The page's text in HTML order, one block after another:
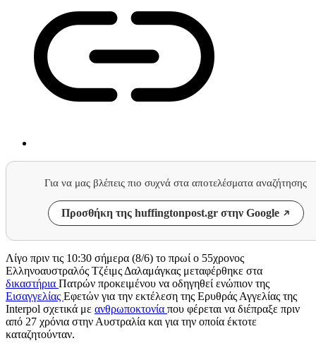
Για να μας βλέπεις πιο συχνά στα αποτελέσματα αναζήτησης
Προσθήκη της huffingtonpost.gr στην Google
Λίγο πριν τις 10:30 σήμερα (8/6) το πρωί ο 55χρονος
Ελληνοαυστραλός Τζέιμς Δαλαμάγκας μεταφέρθηκε στα
δικαστήρια Πατρών προκειμένου να οδηγηθεί ενώπιον της
Εισαγγελίας Εφετών για την εκτέλεση της Ερυθράς Αγγελίας της
Interpol σχετικά με ανθρωποκτονία που φέρεται να διέπραξε πριν
από 27 χρόνια στην Αυστραλία και για την οποία έκτοτε
καταζητούνταν.